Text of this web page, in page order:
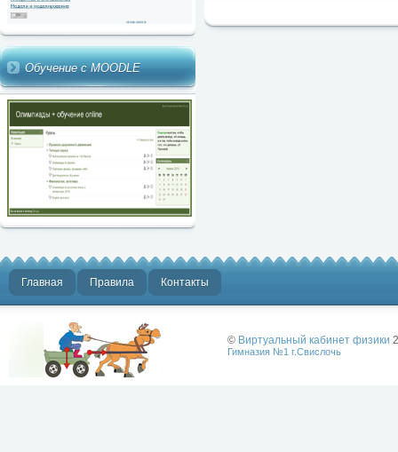
Обучение с MOODLE
Главная Правила Контакты
© Виртуальный кабинет физики
Гимназия №1 г.Свислочь